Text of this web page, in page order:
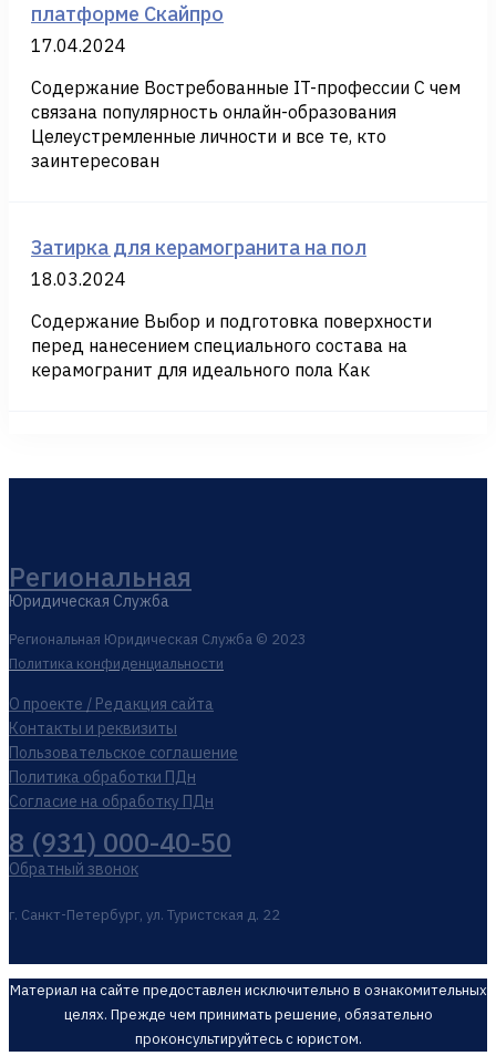
платформе Скайпро
17.04.2024
Содержание Востребованные IT-профессии С чем
связана популярность онлайн-образования
Целеустремленные личности и все те, кто
заинтересован
Затирка для керамогранита на пол
18.03.2024
Содержание Выбор и подготовка поверхности
перед нанесением специального состава на
керамогранит для идеального пола Как
Региональная
Юридическая Служба
Региональная Юридическая Служба © 2023
Политика конфиденциальности
О проекте / Редакция сайта
Контакты и реквизиты
Пользовательское соглашение
Политика обработки ПДн
Согласие на обработку ПДн
8 (931) 000-40-50
Обратный звонок
г. Санкт-Петербург, ул. Туристская д. 22
Материал на сайте предоставлен исключительно в ознакомительных
целях. Прежде чем принимать решение, обязательно
проконсультируйтесь с юристом.